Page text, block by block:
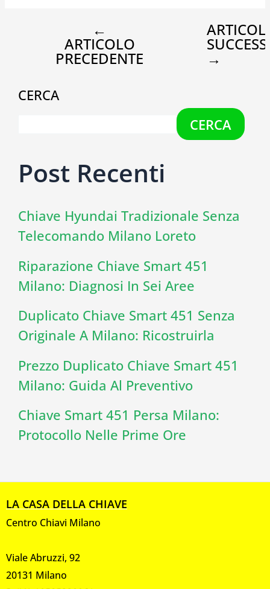
←
ARTICOLO
PRECEDENTE →
CERCA
CERCA
Post Recenti
Chiave Hyundai Tradizionale Senza
Telecomando Milano Loreto
Riparazione Chiave Smart 451
Milano: Diagnosi In Sei Aree
Duplicato Chiave Smart 451 Senza
Originale A Milano: Ricostruirla
Prezzo Duplicato Chiave Smart 451
Milano: Guida Al Preventivo
Chiave Smart 451 Persa Milano:
Protocollo Nelle Prime Ore
LA CASA DELLA CHIAVE
Centro Chiavi Milano
Viale Abruzzi, 92
20131 Milano